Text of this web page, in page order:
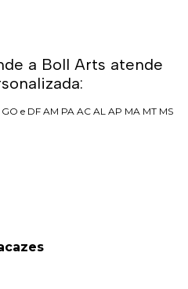
a Boll Arts atende
GO e DF AM PA AC AL AP MA MT MS